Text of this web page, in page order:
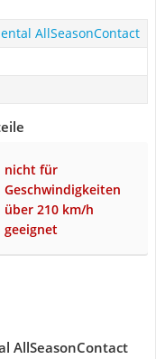
AllSeasonContact
nicht für
Geschwindigkeiten
über 210 km/h
geeignet
AllSeasonContact